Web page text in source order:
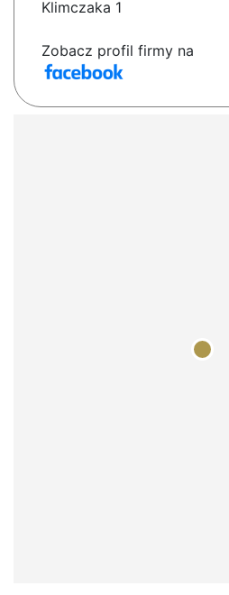
Klimczaka 1
Zobacz profil firmy na